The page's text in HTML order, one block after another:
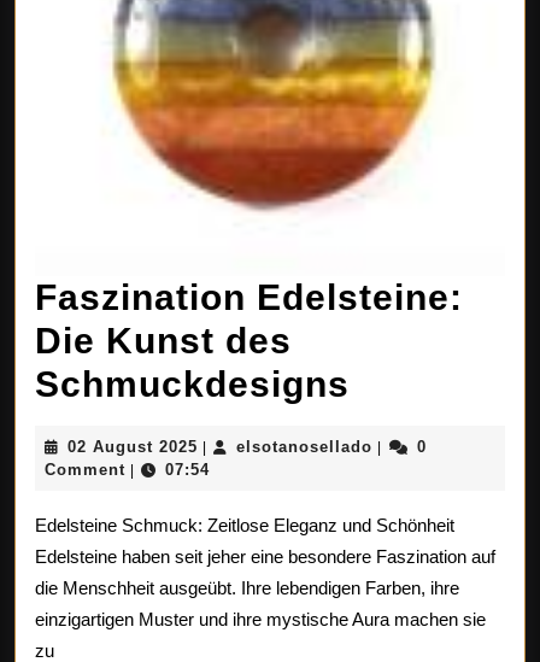
Faszination Edelsteine:
Die Kunst des
Schmuckdesigns
Die
Kunst
des
02 August 2025 02
August
| elsotanosellado elsotanosellado
|
0
Comment | 07:54
Edelsteine Schmuck: Zeitlose Eleganz und Schönheit
Edelsteine haben seit jeher eine besondere Faszination auf
die Menschheit ausgeübt. Ihre lebendigen Farben, ihre
einzigartigen Muster und ihre mystische Aura machen sie
zu